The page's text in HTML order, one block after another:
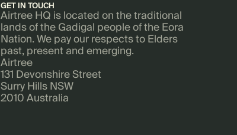
GET IN TOUCH
Airtree HQ is located on the traditional
lands of the Gadigal people of the Eora
Nation. We pay our respects to Elders
past, present and emerging.
Airtree
131 Devonshire Street
Surry Hills NSW
2010 Australia